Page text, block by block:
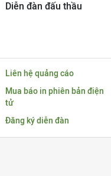
Diễn đàn đấu thầu
Liên hệ quảng cáo
Mua báo in phiên bản điện
tử
Đăng ký diễn đàn